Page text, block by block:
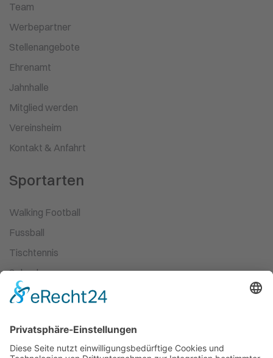
Team
Werbepartner
Stellenangebote
Ehrenamt
Jahnhalle
Mitglied werden
Vereinsheim
Kontakt & Anfahrt
Sportarten
Walking Football
Fussball
Tischtennis
Schach
Ski-Wandern
Kampfsport
Leichtathletik